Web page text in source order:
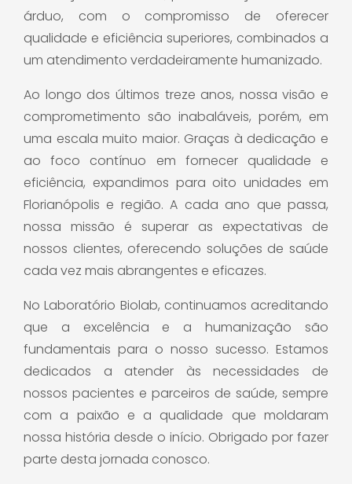
árduo, com o compromisso de oferecer
qualidade e eficiência superiores, combinados a
um atendimento verdadeiramente humanizado.
Ao longo dos últimos treze anos, nossa visão e
comprometimento são inabaláveis, porém, em
uma escala muito maior. Graças à dedicação e
ao foco contínuo em fornecer qualidade e
eficiência, expandimos para oito unidades em
Florianópolis e região.A cada ano que passa,
nossa missão é superar as expectativas de
nossos clientes, oferecendo soluções de saúde
cada vez mais abrangentes e eficazes.
No Laboratório Biolab, continuamos acreditando
que a excelência e a humanização são
fundamentais para o nosso sucesso. Estamos
dedicados a atender às necessidades de
nossos pacientes e parceiros de saúde, sempre
com a paixão e a qualidade que moldaram
nossa história desde o início. Obrigado por fazer
parte desta jornada conosco.